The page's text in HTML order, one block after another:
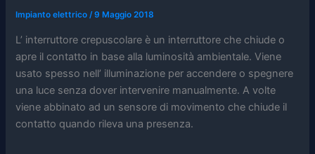
Impianto elettrico /9 Maggio 2018
L’ interruttore crepuscolare è un interruttore che chiude o
apre il contatto in base alla luminosità ambientale. Viene
usato spesso nell’ illuminazione per accendere o spegnere
una luce senza dover intervenire manualmente. A volte
viene abbinato ad un sensore di movimento che chiude il
contatto quando rileva una presenza.